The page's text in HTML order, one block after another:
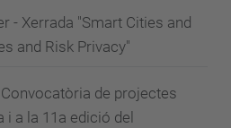
- Xerrada "Smart Cities and
and Risk Privacy"
de projectes
i a la 11a edició del